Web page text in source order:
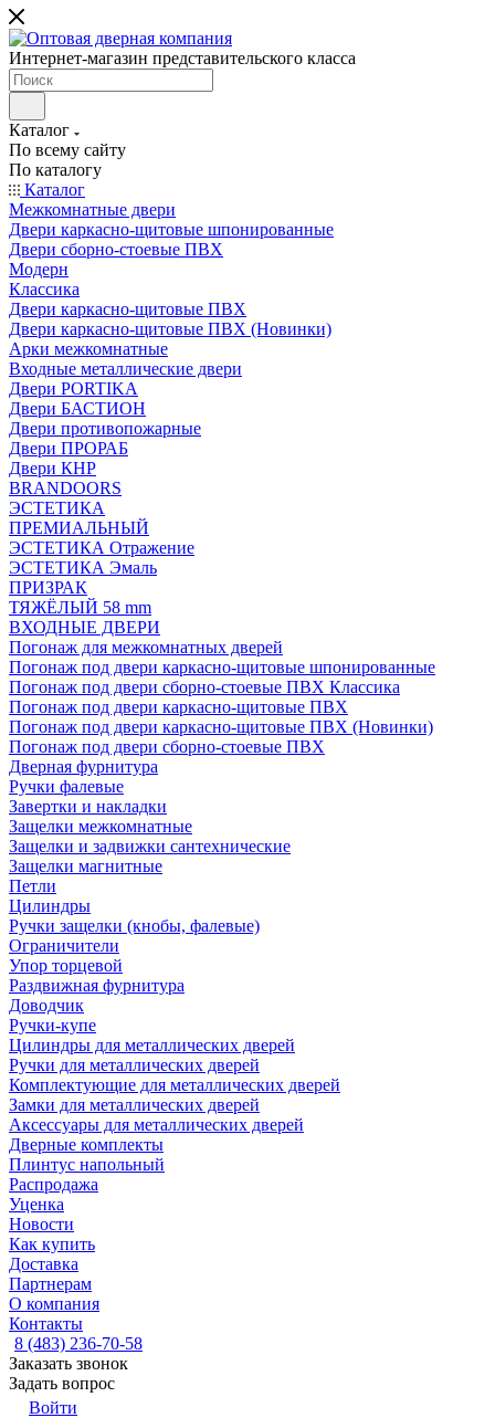
Интернет-магазин представительского класса
Каталог
По всему сайту
По каталогу
Каталог
Межкомнатные двери
Двери каркасно-щитовые шпонированные
Двери сборно-стоевые ПВХ
Модерн
Классика
Двери каркасно-щитовые ПВХ
Двери каркасно-щитовые ПВХ (Новинки)
Арки межкомнатные
Входные металлические двери
Двери PORTIKA
Двери БАСТИОН
Двери противопожарные
Двери ПРОРАБ
Двери КНР
BRANDOORS
ЭСТЕТИКА
ПРЕМИАЛЬНЫЙ
ЭСТЕТИКА Отражение
ЭСТЕТИКА Эмаль
ПРИЗРАК
ТЯЖЁЛЫЙ 58 mm
ВХОДНЫЕ ДВЕРИ
Погонаж для межкомнатных дверей
Погонаж под двери каркасно-щитовые шпонированные
Погонаж под двери сборно-стоевые ПВХ Классика
Погонаж под двери каркасно-щитовые ПВХ
Погонаж под двери каркасно-щитовые ПВХ (Новинки)
Погонаж под двери сборно-стоевые ПВХ
Дверная фурнитура
Ручки фалевые
Завертки и накладки
Защелки межкомнатные
Защелки и задвижки сантехнические
Защелки магнитные
Петли
Цилиндры
Ручки защелки (кнобы, фалевые)
Ограничители
Упор торцевой
Раздвижная фурнитура
Доводчик
Ручки-купе
Цилиндры для металлических дверей
Ручки для металлических дверей
Комплектующие для металлических дверей
Замки для металлических дверей
Аксессуары для металлических дверей
Дверные комплекты
Плинтус напольный
Распродажа
Уценка
Новости
Как купить
Доставка
Партнерам
О компания
Контакты
8 (483) 236-70-58
Заказать звонок
Задать вопрос
Войти